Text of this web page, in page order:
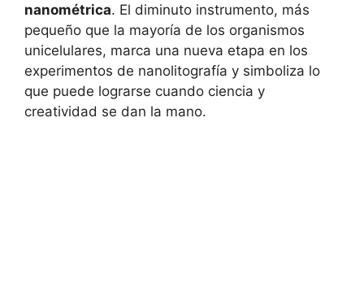
nanométrica. El diminuto instrumento, más
pequeño que la mayoría de los organismos
unicelulares, marca una nueva etapa en los
experimentos de nanolitografía y simboliza lo
que puede lograrse cuando ciencia y
creatividad se dan la mano.